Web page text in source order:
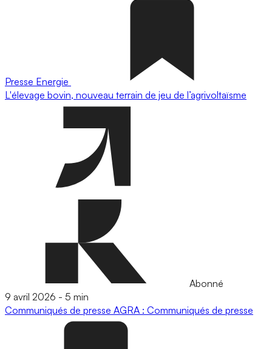
Presse Energie
L'élevage bovin, nouveau terrain de jeu de l’agrivoltaïsme
Abonné
9 avril 2026 - 5 min
Communiqués de presse AGRA : Communiqués de presse